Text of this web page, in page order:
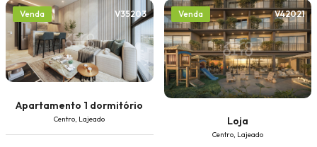
Venda V35203
Apartamento 1 dormitório
Centro, Lajeado
Venda V42021
Loja
Centro, Lajeado